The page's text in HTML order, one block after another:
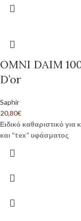
OMNI DAIM
D’or
Saphir
20,80€
Ειδικό καθαριστικό
και “tex” υφάσματος